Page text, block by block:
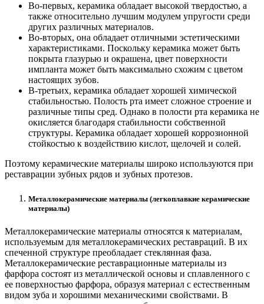
Во-первых, керамика обладает высокой твердостью, а
также относительно лучшим модулем упругости среди
других различных материалов.
Во-вторых, она обладает отличными эстетическими
характеристиками. Поскольку керамика может быть
покрыта глазурью и окрашена, цвет поверхности
импланта может быть максимально схожим с цветом
настоящих зубов.
В-третьих, керамика обладает хорошей химической
стабильностью. Полость рта имеет сложное строение и
различные типы сред. Однако в полости рта керамика не
окисляется благодаря стабильности собственной
структуры. Керамика обладает хорошей коррозионной
стойкостью к воздействию кислот, щелочей и солей.
Поэтому керамические материалы широко используются при
реставрации зубных рядов и зубных протезов.
Металлокерамические материалы (легкоплавкие керамические
материалы)
Металлокерамические материалы относятся к материалам,
используемым для металлокерамических реставраций. В их
спеченной структуре преобладает стеклянная фаза.
Металлокерамические реставрационные материалы из
фарфора состоят из металлической основы и сплавленного с
ее поверхностью фарфора, образуя материал с естественным
видом зуба и хорошими механическими свойствами. В